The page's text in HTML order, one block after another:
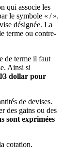
qui associe les
le symbole « / ».
désignée. La
terme ou contre-
de terme il faut
Ainsi si
dollar pour
de devises.
des gains ou des
sont exprimées
cotation.